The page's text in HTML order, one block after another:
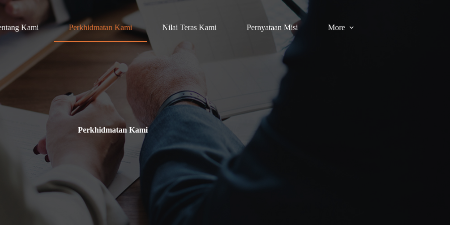
Kami Perkhidmatan Kami Nilai Teras Kami Pernyataan Misi More
Perkhidmatan Kami